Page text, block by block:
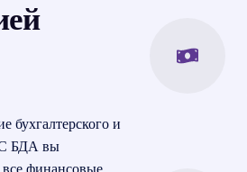
бухгалтерского и
С БДА вы
все финансовые